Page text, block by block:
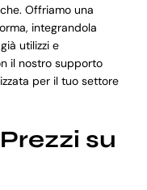
Offriamo una
integrandola
utilizzi e
il nostro supporto
per il tuo settore
su